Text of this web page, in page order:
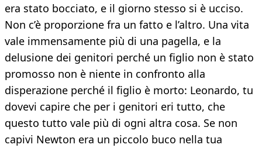
era stato bocciato, e il giorno stesso si è ucciso.
Non c’è proporzione fra un fatto e l’altro. Una vita
vale immensamente più di una pagella, e la
delusione dei genitori perché un figlio non è stato
promosso non è niente in confronto alla
disperazione perché il figlio è morto: Leonardo, tu
dovevi capire che per i genitori eri tutto, che
questo tutto vale più di ogni altra cosa. Se non
capivi Newton era un piccolo buco nella tua